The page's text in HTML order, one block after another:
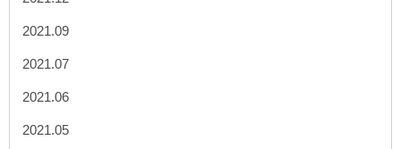
2021.09
2021.07
2021.06
2021.05